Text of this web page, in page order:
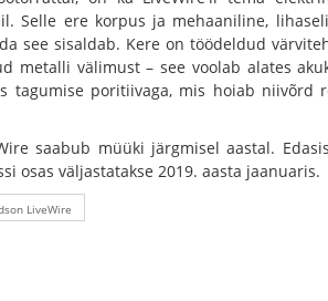
Selle ere korpus ja mehaaniline,
see sisaldab. Kere on töödeldud
metalli välimust – see voolab alates
tagumise poritiivaga, mis hoiab niivõrd
saabub müüki järgmisel aastal.
osas väljastatakse 2019. aasta jaanuaris.
LiveWire